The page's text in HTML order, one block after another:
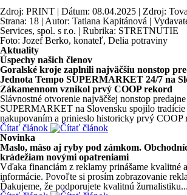
Zdroj: PRINT | Dátum: 08.04.2025 | Zdroj:
Strana: 18 | Autor: Tatiana Kapitánová |
Services, spol. s r.o. | Rubrika: STRETNUTIE
Foto: Jozef Berko, konateľ, Delia potraviny
Aktuality
Úspechy našich členov
Goralské kroje zaplnili najväčšiu nonstop
Jednota Tempo SUPERMARKET 24/7 na
Zákamennom vznikol prvý COOP rekord
Slávnostné otvorenie najväčšej nonstop
SUPERMARKET na Slovensku spojilo tradície
nakupovaním a prinieslo historicky prvý COOP
Čítať článok
Novinka
Maslo, mäso aj ryby pod zámkom.
krádežiam novými opatreniami
Vďaka financiám z reklamy prinášame kvalitné
informácie. Povoľte si prosím zobrazovanie
Ďakujeme, že podporujete kvalitnú žurnalistiku...